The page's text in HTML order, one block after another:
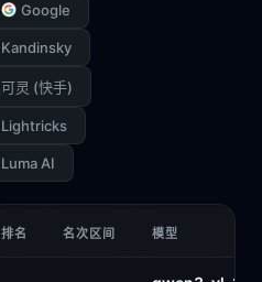
Google
Kandinsky
可灵 (快手)
Lightricks
Luma AI
排名 名次区间 模型